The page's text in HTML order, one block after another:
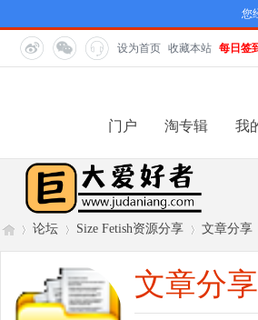
您
设为首页 收藏本站 每日签
门户 淘专辑 我
»
论坛
›
Size Fetish资源分享 文章分享
文章分享